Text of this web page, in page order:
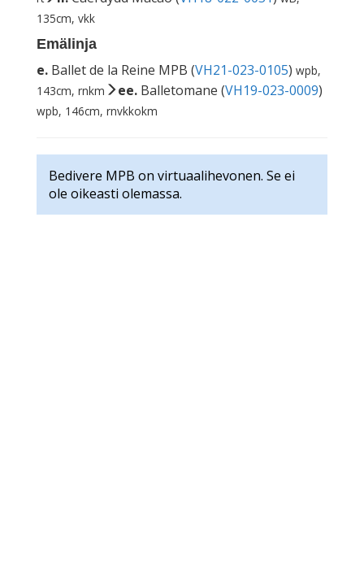
135cm, vkk
Emälinja
e. Ballet de la Reine MPB (VH21-023-0105) wpb,
143cm, rnkm
ee. Balletomane (VH19-023-0009)
wpb, 146cm, rnvkkokm
Bedivere MPB on virtuaalihevonen. Se ei
ole oikeasti olemassa.